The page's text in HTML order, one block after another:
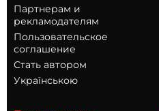
Партнерам и
рекламодателям
Пользовательское
соглашение
Стать автором
Українською